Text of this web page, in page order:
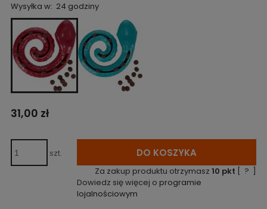
Wysyłka w: 24 godziny
31,00 zł
szt. DO KOSZYKA
Za zakup produktu otrzymasz10 pkt ?
Dowiedz się więcej o programie
lojalnościowym